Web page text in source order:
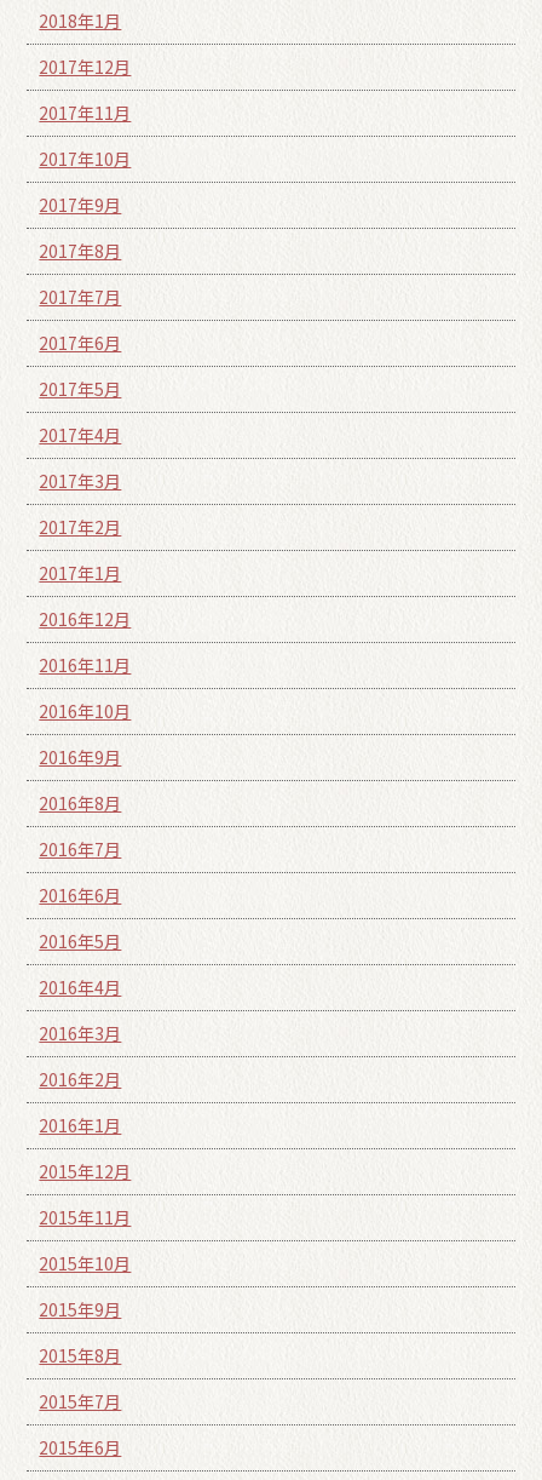
2018年1月
2017年12月
2017年11月
2017年10月
2017年9月
2017年8月
2017年7月
2017年6月
2017年5月
2017年4月
2017年3月
2017年2月
2017年1月
2016年12月
2016年11月
2016年10月
2016年9月
2016年8月
2016年7月
2016年6月
2016年5月
2016年4月
2016年3月
2016年2月
2016年1月
2015年12月
2015年11月
2015年10月
2015年9月
2015年8月
2015年7月
2015年6月